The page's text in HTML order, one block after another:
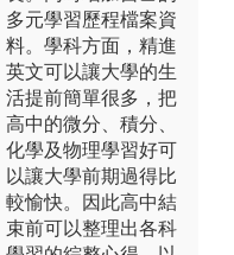
多元學習歷程檔案資
料。學科方面，精進
英文可以讓大學的生
活提前簡單很多，把
高中的微分、積分、
化學及物理學習好可
以讓大學前期過得比
較愉快。因此高中結
束前可以整理出各科